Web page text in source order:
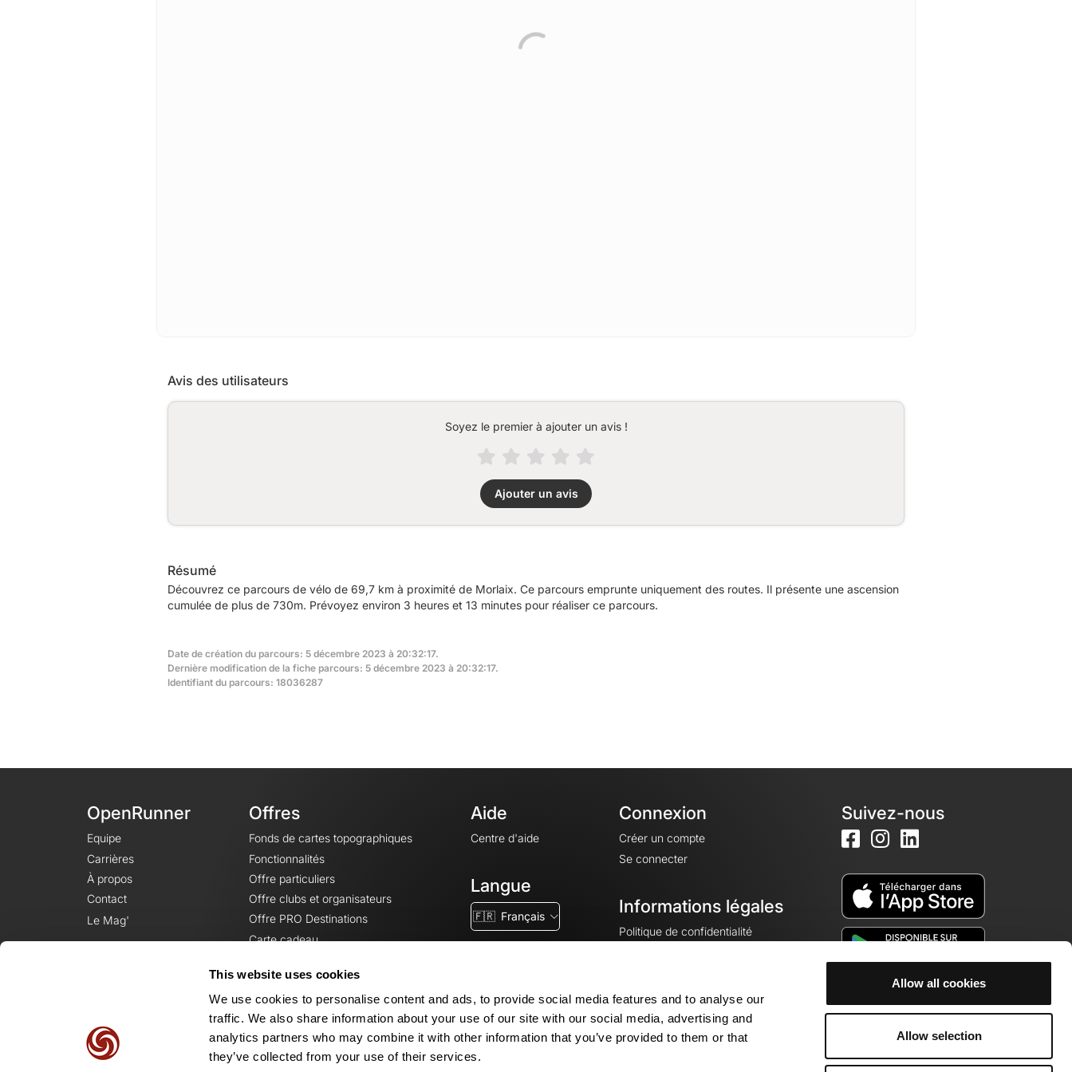
This website uses cookies
We use cookies to personalise content and ads, to provide social media features and to analyse our
traffic. We also share information about your use of our site with our social media, advertising and
analytics partners who may combine it with other information that you’ve provided to them or that
they’ve collected from your use of their services.
Allow all cookies
Allow selection
Avis des utilisateurs
Soyez le premier à ajouter un avis !
Ajouter un avis
Résumé
Découvrez ce parcours de vélo de 69,7 km à proximité de Morlaix. Ce parcours emprunte uniquement des routes. Il présente une ascension
cumulée de plus de 730m. Prévoyez environ 3 heures et 13 minutes pour réaliser ce parcours.
Date de création du parcours: 5 décembre 2023 à 20:32:17.
Dernière modification de la fiche parcours: 5 décembre 2023 à 20:32:17.
Identifiant du parcours: 18036287
OpenRunner
Equipe
Carrières
À propos
Contact
Le Mag'
Offres
Fonds de cartes topographiques
Fonctionnalités
Offre particuliers
Offre clubs et organisateurs
Offre PRO Destinations
Carte cadeau
Aide
Centre d'aide
Langue
🇫🇷 Français
Connexion
Créer un compte
Se connecter
Informations légales
Politique de confidentialité
Mentions légales
Paramètres des cookies
Suivez-nous